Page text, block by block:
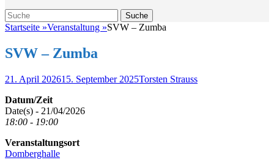
Suche
Suche
nach:
Startseite »Veranstaltung »SVW – Zumba
SVW – Zumba
Veröffentlicht
21. April 202615. September 2025Autor
Torsten Strauss
Datum/Zeit
Date(s) - 21/04/2026
18:00 - 19:00
Veranstaltungsort
Domberghalle